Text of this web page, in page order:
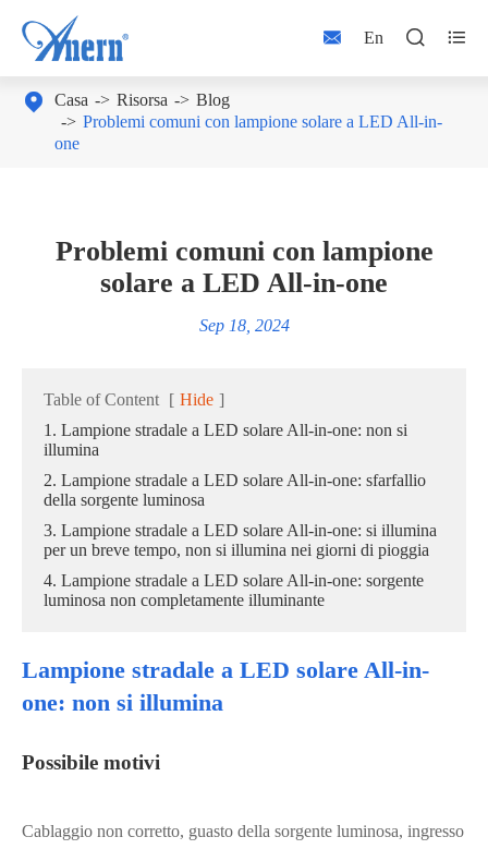
 En  
 Casa Risorsa
Blog
Problemi comuni con lampione solare a LED All-in-
one
Problemi comuni con lampione
solare a LED All-in-one
Sep 18, 2024
Table of Content [ Hide ]
1. Lampione stradale a LED solare All-in-one: non si
illumina
2. Lampione stradale a LED solare All-in-one: sfarfallio
della sorgente luminosa
3. Lampione stradale a LED solare All-in-one: si illumina
per un breve tempo, non si illumina nei giorni di pioggia
4. Lampione stradale a LED solare All-in-one: sorgente
luminosa non completamente illuminante
Lampione stradale a LED solare All-in-
one: non si illumina
Possibile motivi
Cablaggio non corretto, guasto della sorgente luminosa, ingresso